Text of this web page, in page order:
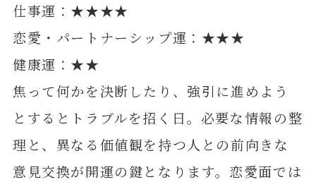
仕事運：★★★★
恋愛・パートナーシップ運：★★★
健康運：★★
焦って何かを決断したり、強引に進めよう
とするとトラブルを招く日。必要な情報の整
理と、異なる価値観を持つ人との前向きな
意見交換が開運の鍵となります。恋愛面では